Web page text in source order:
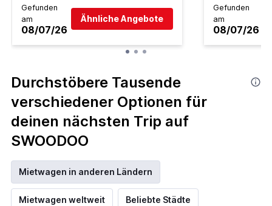
Gefunden
am
08/07/26
Ähnliche Angebote
Gefunden
am
08/07/26
Durchstöbere Tausende
verschiedener Optionen für
deinen nächsten Trip auf
SWOODOO
Mietwagen in anderen Ländern
Mietwagen weltweit Beliebte Städte